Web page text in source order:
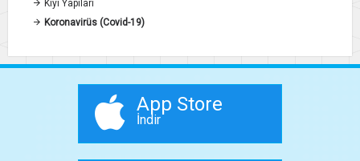
Kıyı Yapıları
Koronavirüs (Covid-19)
App Store
İndir